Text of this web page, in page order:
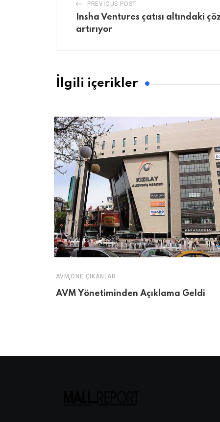
PREVIOUS POST
Insha Ventures çatısı altındaki
artırıyor
İlgili içerikler
AVM,ÖNE ÇIKANLAR
AVM Yönetiminden Açıklama Geldi